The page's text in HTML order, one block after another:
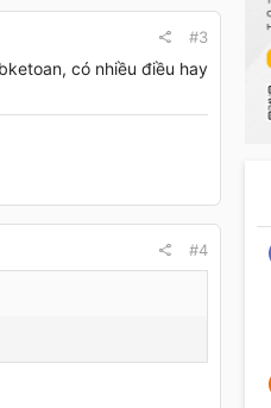
#3
có nhiều điều hay
#4